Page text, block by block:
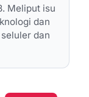
Meliput isu
dan
dan